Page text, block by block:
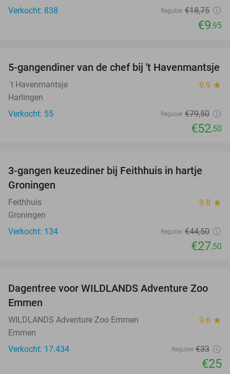
Verkocht: 838
Regulier €18,75
€9,95
34%
NEW
TODAY
5-gangendiner van de chef bij 't Havenmantsje
´t Havenmantsje 9.9 star
Harlingen
Verkocht: 55
Regulier €79,50
€52,50
38%
3-gangen keuzediner bij Feithhuis in hartje
Groningen
Feithhuis 9.8 star
Groningen
Verkocht: 134
Regulier €44,50
€27,50
24%
Dagentree voor WILDLANDS Adventure Zoo
Emmen
WILDLANDS Adventure Zoo Emmen 9.6 star
Emmen
Verkocht: 17.434
Regulier €33
€25